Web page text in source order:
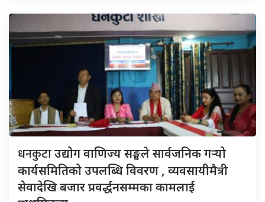
धनकुटाउद्योग वाणिज्य सङ्घले सार्वजनिक गर्‍यो
कार्यसमितिको उपलब्धि विवरण , व्यवसायीमैत्री
सेवादेखि बजार प्रवर्द्धनसम्मका कामलाई